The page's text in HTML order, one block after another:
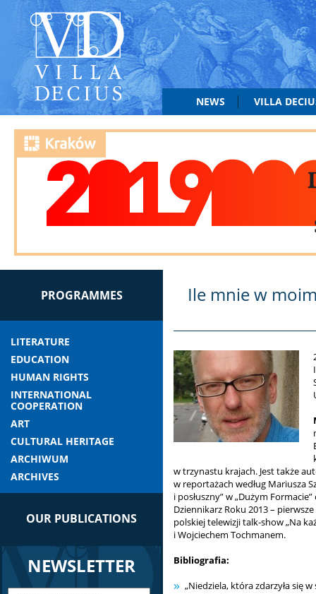
NEWS VILLA
PROGRAMMES
LITERATURE
EDUCATION
HUMAN RIGHTS
INTERNATIONAL
COOPERATION
ART
CULTURAL HERITAGE
ARCHIWUM
ARCHIVES
OUR PUBLICATIONS
NEWSLETTER
Ile mnie w
w trzynastu krajach. Jest także
w reportażach według Mariusza
i posłuszny” w „Dużym
Dziennikarz Roku 2013 –
polskiej telewizji talk-show „Na
i Wojciechem Tochmanem.
Bibliografia:
„Niedziela, która zdarzyła się